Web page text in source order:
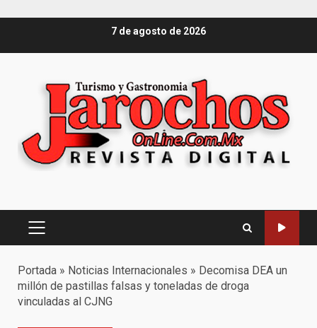
contenido
7 de agosto de 2026
Menú
principal
Portada » Noticias Internacionales » Decomisa DEA un
millón de pastillas falsas y toneladas de droga
vinculadas al CJNG